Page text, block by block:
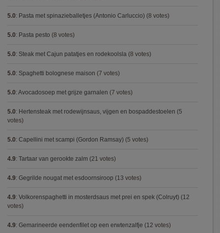
5.0: Pasta met spinazieballetjes (Antonio Carluccio) (8 votes)
5.0: Pasta pesto (8 votes)
5.0: Steak met Cajun patatjes en rodekoolsla (8 votes)
5.0: Spaghetti bolognese maison (7 votes)
5.0: Avocadosoep met grijze garnalen (7 votes)
5.0: Hertensteak met rodewijnsaus, vijgen en bospaddestoelen (5
votes)
5.0: Capellini met scampi (Gordon Ramsay) (5 votes)
4.9: Tartaar van gerookte zalm (21 votes)
4.9: Gegrilde nougat met esdoornsiroop (13 votes)
4.9: Volkorenspaghetti in mosterdsaus met prei en spek (Colruyt) (12
votes)
4.9: Gemarineerde eendenfilet op een erwtenzalfje (12 votes)